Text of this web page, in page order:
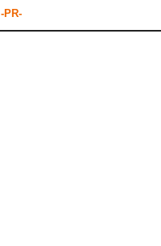
-PR-